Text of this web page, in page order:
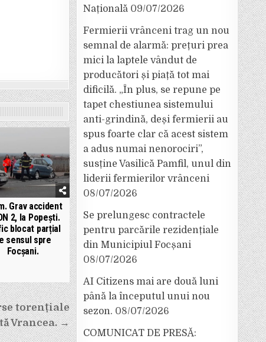
Grav accident
2, la Popești.
blocat parțial
sensul spre
Focșani.
torențiale
Vrancea. →
Națională 09/07/2026
Fermierii vrânceni trag un nou
semnal de alarmă: prețuri prea
mici la laptele vândut de
producători și piață tot mai
dificilă. „În plus, se repune pe
tapet chestiunea sistemului
anti-grindină, deși fermierii au
spus foarte clar că acest sistem
a adus numai nenorociri”,
susține Vasilică Pamfil, unul din
liderii fermierilor vrânceni
08/07/2026
Se prelungesc contractele
pentru parcările rezidențiale
din Municipiul Focșani
08/07/2026
AI Citizens mai are două luni
până la începutul unui nou
sezon. 08/07/2026
COMUNICAT DE PRESĂ: